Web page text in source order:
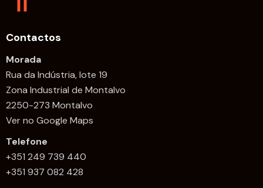
Contactos
Morada
Rua da Indústria, lote 19
Zona Industrial de Montalvo
2250-273 Montalvo
Ver no Google Maps
Telefone
+351 249 739 440
+351 937 082 428